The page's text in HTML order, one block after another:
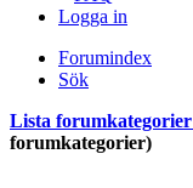
Logga in
Forumindex
Sök
Lista forumkategorier
forumkategorier)